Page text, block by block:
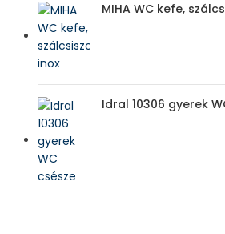
MIHA WC kefe,
Idral 10306 gyerek